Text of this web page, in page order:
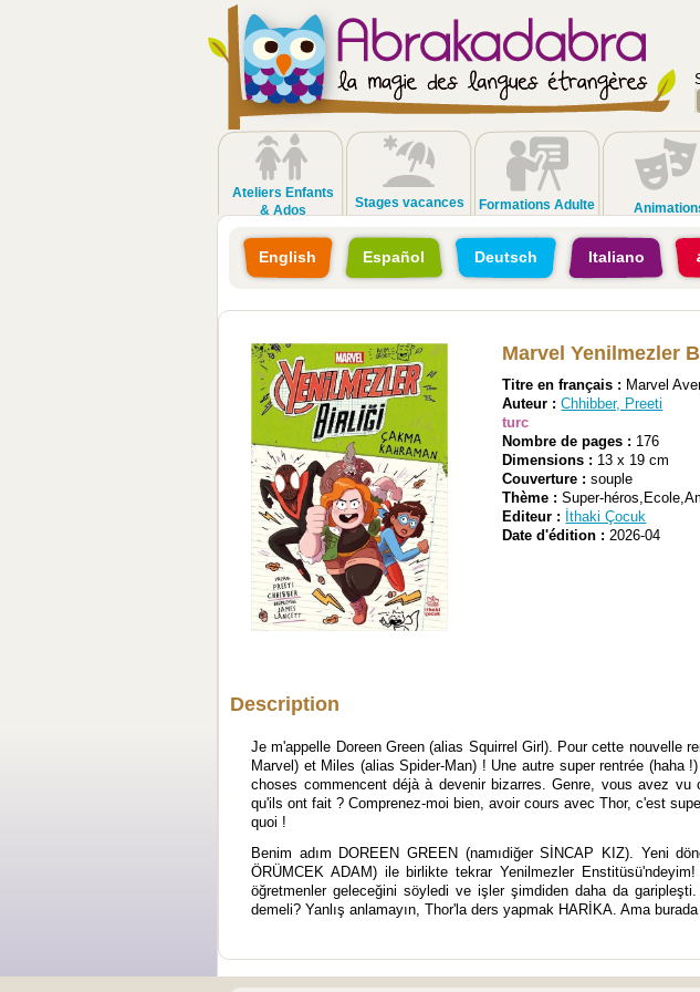
Ateliers Enfants
& Ados
Stages vacances Formations Adulte
English Español Deutsch Italiano
Marvel Yenilmezler
Titre en français : Marvel
Auteur :Chhibber, Preeti
turc
Nombre de pages : 176
Dimensions : 13 x 19 cm
Couverture : souple
Thème : Super-
Editeur : İthaki Çocuk
Date d'édition : 2026-04
Description
Je m'appelle Doreen Green (alias Squirrel Girl). Pour cette nouvelle
Marvel) et Miles (alias Spider-Man) ! Une autre super rentrée (haha
choses commencent déjà à devenir bizarres. Genre, vous avez
qu'ils ont fait ? Comprenez-moi bien, avoir cours avec Thor, c'est
quoi !
Benim adım DOREEN GREEN (namıdiğer SİNCAP KIZ). Yeni
ÖRÜMCEK ADAM) ile birlikte tekrar Yenilmezler
öğretmenler geleceğini söyledi ve işler şimdiden daha da garipleşti.
demeli? Yanlış anlamayın, Thor'la ders yapmak HARİKA. Ama